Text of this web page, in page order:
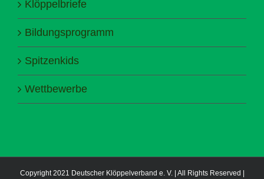
Klöppelbriefe
Bildungsprogramm
Spitzenkids
Wettbewerbe
Copyright 2021 Deutscher Klöppelverband e. V. | All Rights Reserved |